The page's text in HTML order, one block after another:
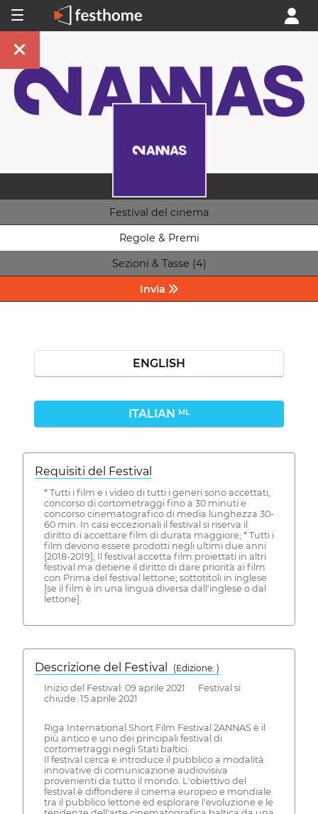
Festival del cinema
Regole & Premi
Sezioni & Tasse (4)
Invia
ENGLISH
ITALIAN ML
Requisiti del Festival
* Tutti i film e i video di tutti i generi sono accettati,
concorso di cortometraggi fino a 30 minuti e
concorso cinematografico di media lunghezza 30-
60 min. In casi eccezionali il festival si riserva il
diritto di accettare film di durata maggiore; * Tutti i
film devono essere prodotti negli ultimi due anni
[2018-2019]; Il festival accetta film proiettati in altri
festival ma detiene il diritto di dare priorità ai film
con Prima del festival lettone; sottotitoli in inglese
[se il film è in una lingua diversa dall'inglese o dal
lettone].
Descrizione del Festival
( Edizione: )
Inizio del Festival: 09 aprile 2021 Festival si
chiude: 15 aprile 2021
Riga International Short Film Festival 2ANNAS è il
più antico e uno dei principali festival di
cortometraggi negli Stati baltici.
Il festival cerca e introduce il pubblico a modalità
innovative di comunicazione audiovisiva
provenienti da tutto il mondo. L'obiettivo del
festival è diffondere il cinema europeo e mondiale
tra il pubblico lettone ed esplorare l'evoluzione e le